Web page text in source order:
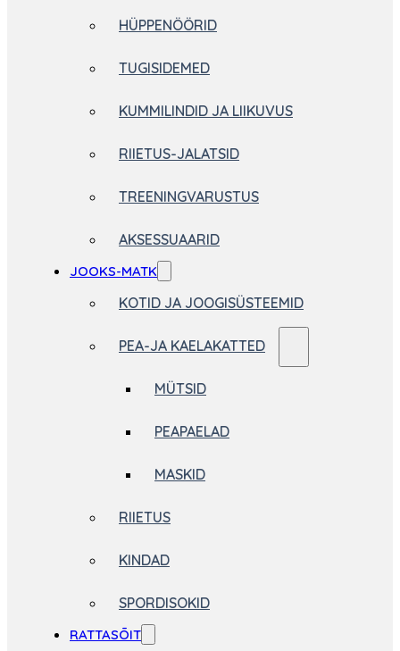
HÜPPENÖÖRID
TUGISIDEMED
KUMMILINDID JA LIIKUVUS
RIIETUS-JALATSID
TREENINGVARUSTUS
AKSESSUAARID
JOOKS-MATK
KOTID JA JOOGISÜSTEEMID
PEA-JA KAELAKATTED
MÜTSID
PEAPAELAD
MASKID
RIIETUS
KINDAD
SPORDISOKID
RATTASÕIT